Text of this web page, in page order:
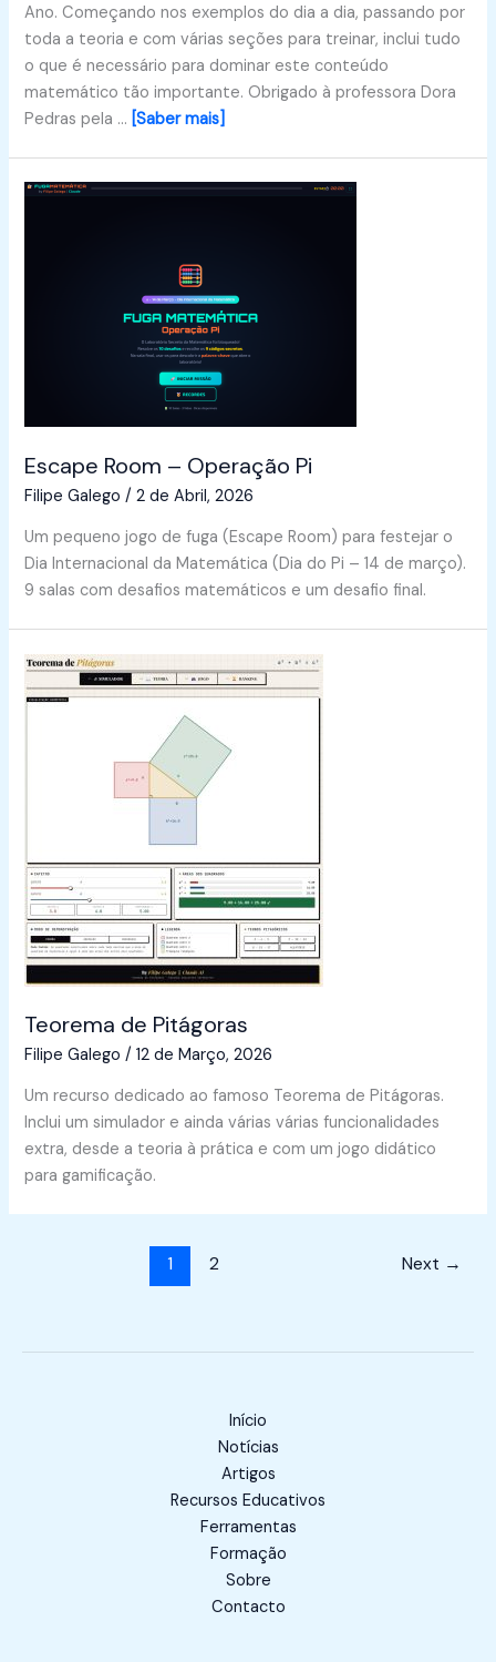
Ano. Começando nos exemplos do dia a dia, passando por
toda a teoria e com várias seções para treinar, inclui tudo
o que é necessário para dominar este conteúdo
matemático tão importante. Obrigado à professora Dora
Pedras pela … [Saber mais]
Escape Room – Operação Pi
Filipe Galego/2 de Abril, 2026
Um pequeno jogo de fuga (Escape Room) para festejar o
Dia Internacional da Matemática (Dia do Pi – 14 de março).
9 salas com desafios matemáticos e um desafio final.
Teorema de Pitágoras
Filipe Galego/12 de Março, 2026
Um recurso dedicado ao famoso Teorema de Pitágoras.
Inclui um simulador e ainda várias várias funcionalidades
extra, desde a teoria à prática e com um jogo didático
para gamificação.
1 2 Next →
Início
Notícias
Artigos
Recursos Educativos
Ferramentas
Formação
Sobre
Contacto